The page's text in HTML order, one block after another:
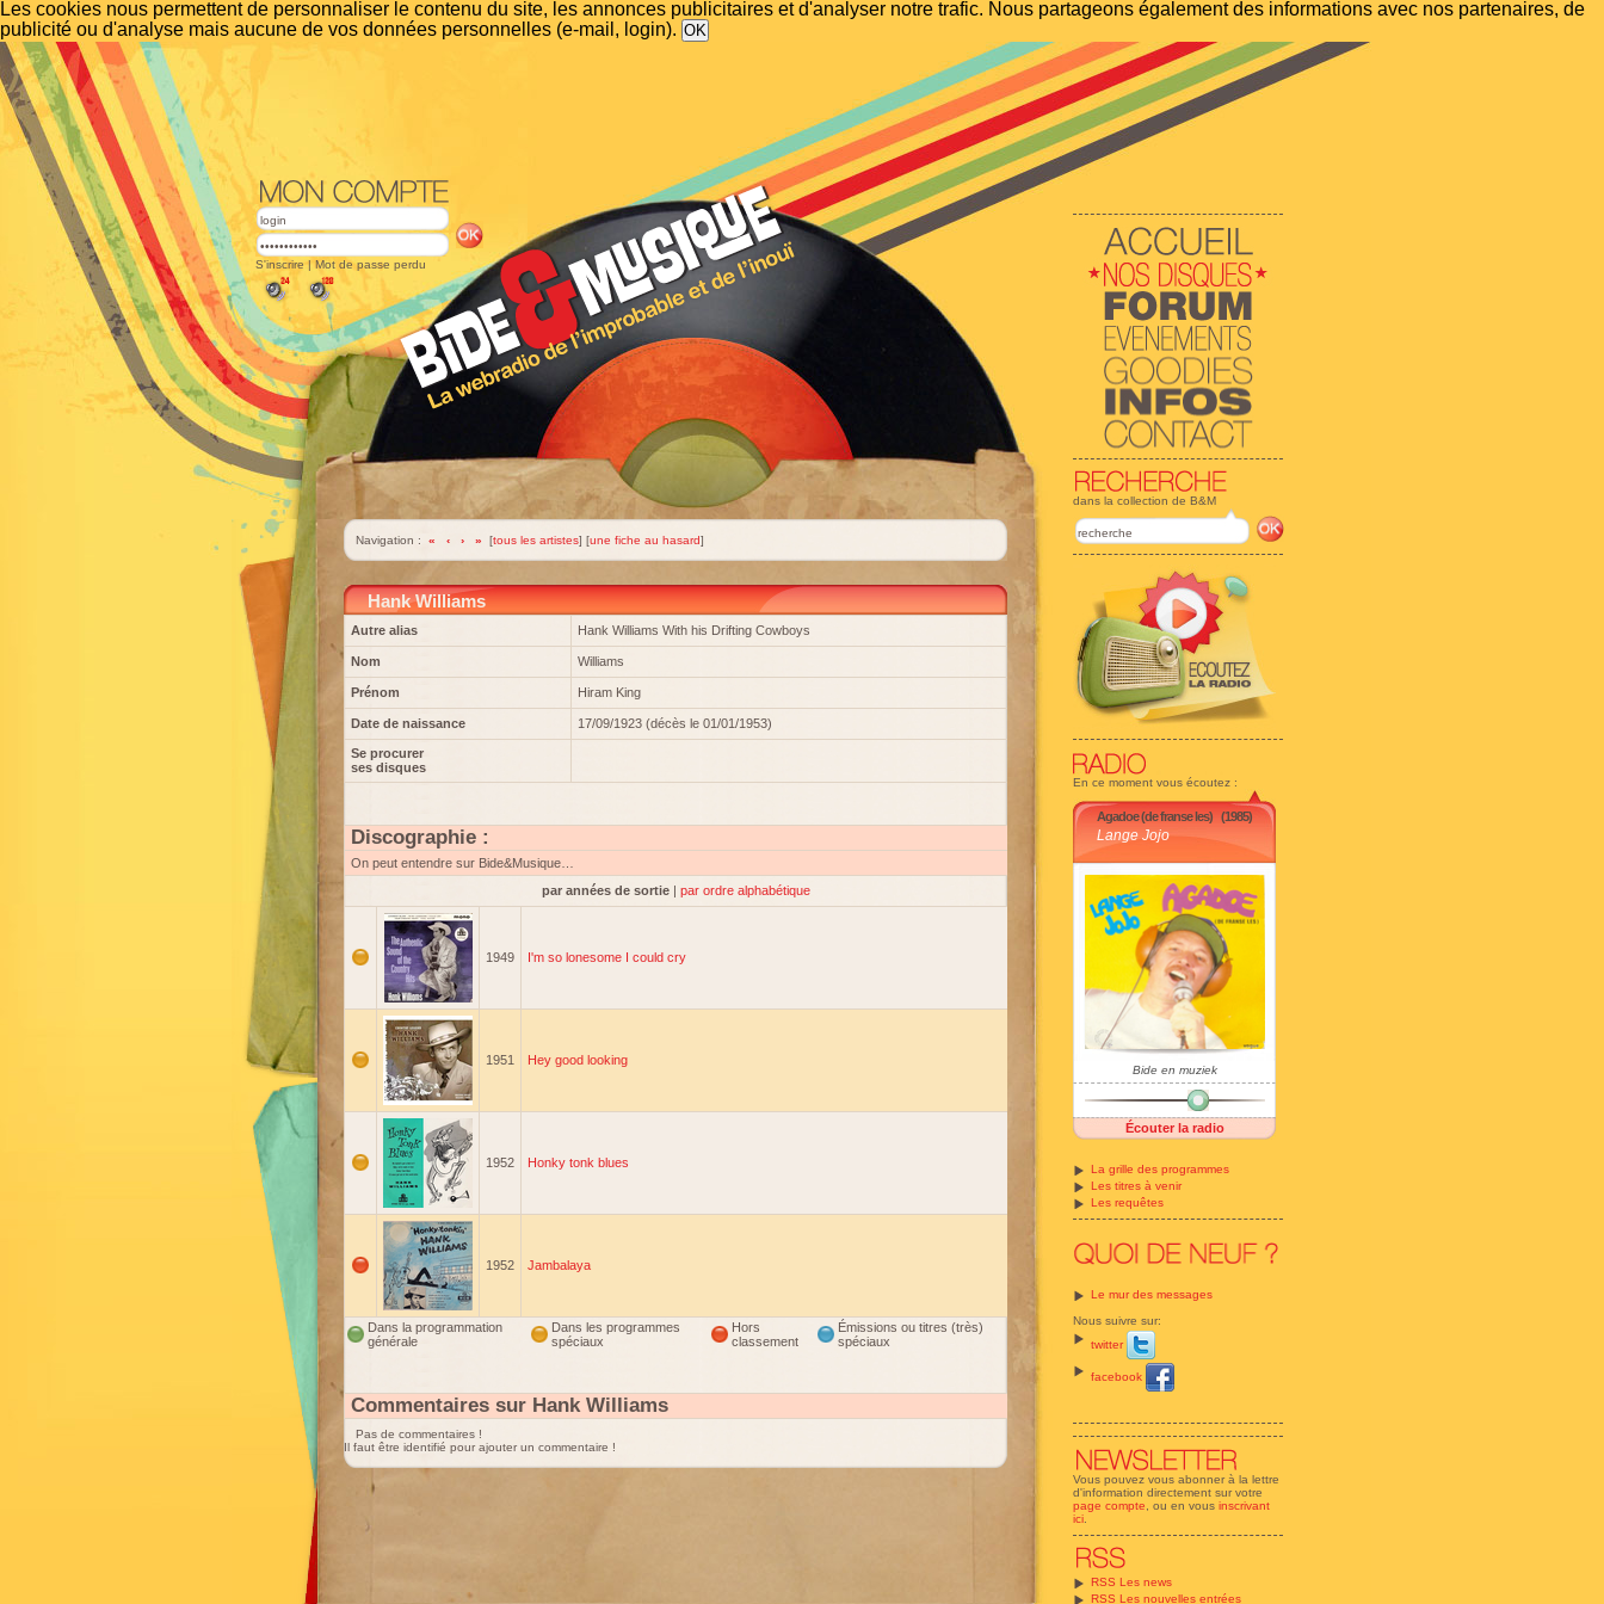
Les cookies nous permettent de personnaliser le contenu du site, les annonces publicitaires et d'analyser notre trafic. Nous partageons également des informations avec nos partenaires, de
publicité ou d'analyse mais aucune de vos données personnelles (e-mail, login).
dans la collection de B&M
En ce moment vous écoutez :
Agadoe (de franse les) (1985)
Lange Jojo
Bide en muziek
Écouter la radio
La grille des programmes
Les titres à venir
Les requêtes
Le mur des messages
Nous suivre sur:
twitter
facebook
Vous pouvez vous abonner à la lettre
d'information directement sur votre
page compte , ou en vous inscrivant
ici
RSS Les news
RSS Les nouvelles entrées
S'inscrire | Mot de passe perdu
Navigation : « ‹ › » [tous les artistes] [une fiche au hasard]
Hank Williams
Autre alias Hank Williams With his Drifting Cowboys
Nom Williams
Prénom Hiram King
Date de naissance 17/09/1923 (décès le 01/01/1953)
Se procurer
ses disques
Discographie :
On peut entendre sur Bide&Musique…
par années de sortie | par ordre alphabétique
1949 I'm so lonesome I could cry
1951 Hey good looking
1952 Honky tonk blues
1952 Jambalaya
Dans la programmation
générale
Dans les programmes
spéciaux
Hors
classement
Émissions ou titres (très)
spéciaux
Commentaires sur Hank Williams
Pas de commentaires !
Il faut être identifié pour ajouter un commentaire !